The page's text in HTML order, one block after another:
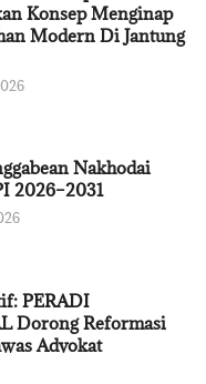
Konsep Menginap
Modern Di Jantung
Nakhodai
2026–2031
PERADI
Dorong Reformasi
Advokat